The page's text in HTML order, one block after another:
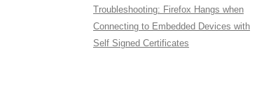
Troubleshooting: Firefox Hangs when
Connecting to Embedded Devices with
Self Signed Certificates